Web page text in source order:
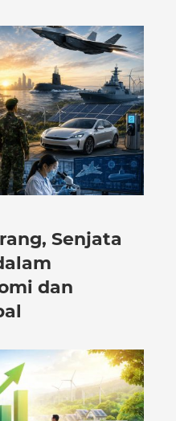
Senjata
dan